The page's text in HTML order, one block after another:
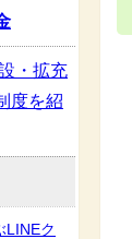
・拡充
度を紹
LINEク